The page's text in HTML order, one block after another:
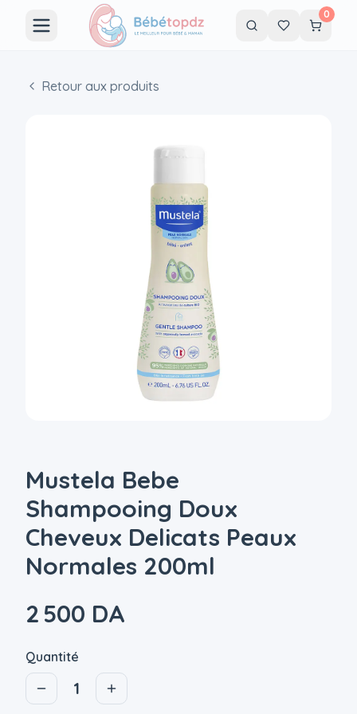
0
Retour aux produits
Mustela Bebe
Shampooing Doux
Cheveux Delicats Peaux
Normales 200ml
2 500 DA
Quantité
1